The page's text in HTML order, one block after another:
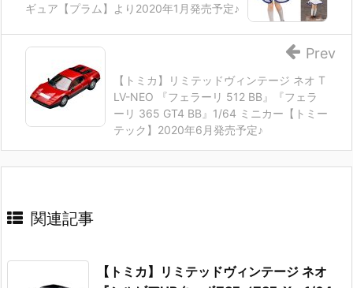
ギュア【プラム】より2020年1月発売予定♪
【トミカ】リミテッドヴィンテージ ネオ T
LV-NEO 『フェラーリ 512 BB』『フェラ
ーリ 365 GT4 BB』1/64 ミニカー【トミー
テック】2020年6月発売予定♪
Prev
関連記事
【トミカ】リミテッドヴィンテージ ネオ